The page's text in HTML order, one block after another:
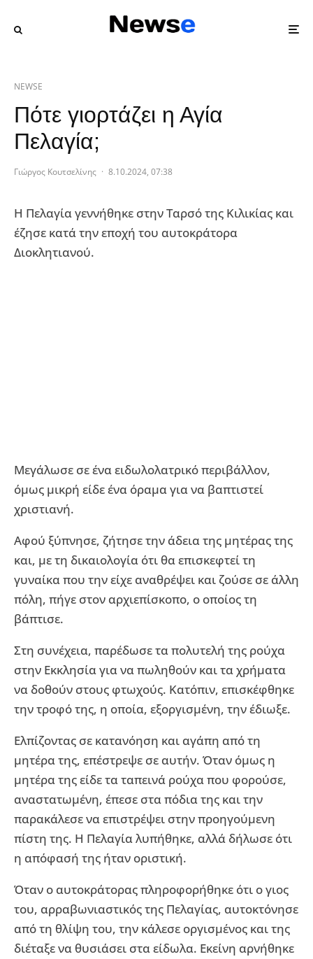
NEWSE
Πότε γιορτάζει η Αγία
Πελαγία;
Γιώργος Κουτσελίνης · 8.10.2024, 07:38
Η Πελαγία γεννήθηκε στην Ταρσό της Κιλικίας και
έζησε κατά την εποχή του αυτοκράτορα
Διοκλητιανού.
Μεγάλωσε σε ένα ειδωλολατρικό περιβάλλον,
όμως μικρή είδε ένα όραμα για να βαπτιστεί
χριστιανή.
Αφού ξύπνησε, ζήτησε την άδεια της μητέρας της
και, με τη δικαιολογία ότι θα επισκεφτεί τη
γυναίκα που την είχε αναθρέψει και ζούσε σε άλλη
πόλη, πήγε στον αρχιεπίσκοπο, ο οποίος τη
βάπτισε.
Στη συνέχεια, παρέδωσε τα πολυτελή της ρούχα
στην Εκκλησία για να πωληθούν και τα χρήματα
να δοθούν στους φτωχούς. Κατόπιν, επισκέφθηκε
την τροφό της, η οποία, εξοργισμένη, την έδιωξε.
Ελπίζοντας σε κατανόηση και αγάπη από τη
μητέρα της, επέστρεψε σε αυτήν. Όταν όμως η
μητέρα της είδε τα ταπεινά ρούχα που φορούσε,
αναστατωμένη, έπεσε στα πόδια της και την
παρακάλεσε να επιστρέψει στην προηγούμενη
πίστη της. Η Πελαγία λυπήθηκε, αλλά δήλωσε ότι
η απόφασή της ήταν οριστική.
Όταν ο αυτοκράτορας πληροφορήθηκε ότι ο γιος
του, αρραβωνιαστικός της Πελαγίας, αυτοκτόνησε
από τη θλίψη του, την κάλεσε οργισμένος και της
διέταξε να θυσιάσει στα είδωλα. Εκείνη αρνήθηκε